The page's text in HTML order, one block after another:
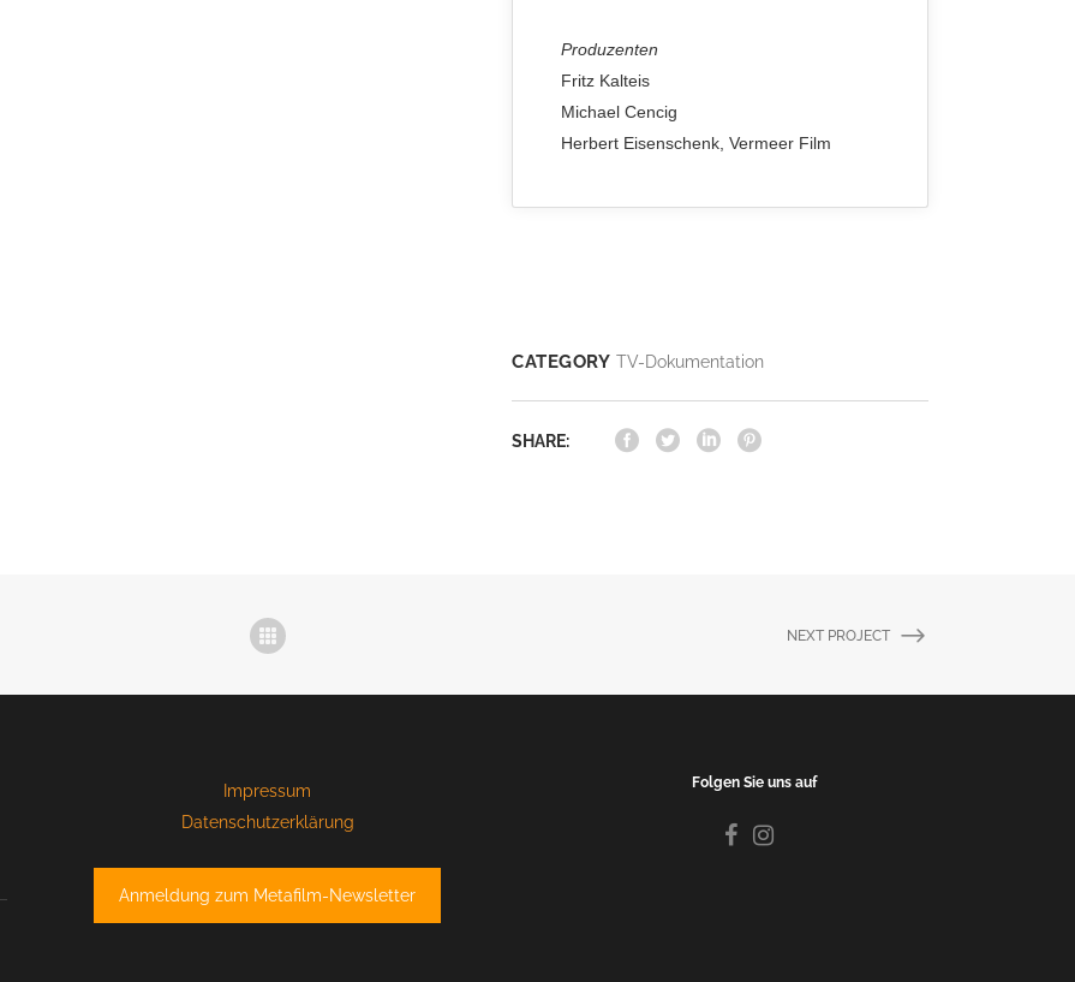
Produzenten
Fritz Kalteis
Michael Cencig
Herbert Eisenschenk, Vermeer Film
CATEGORY TV-Dokumentation
SHARE:
NEXT PROJECT
Impressum
Datenschutzerklärung
Anmeldung zum Metafilm-Newsletter
Folgen Sie uns auf